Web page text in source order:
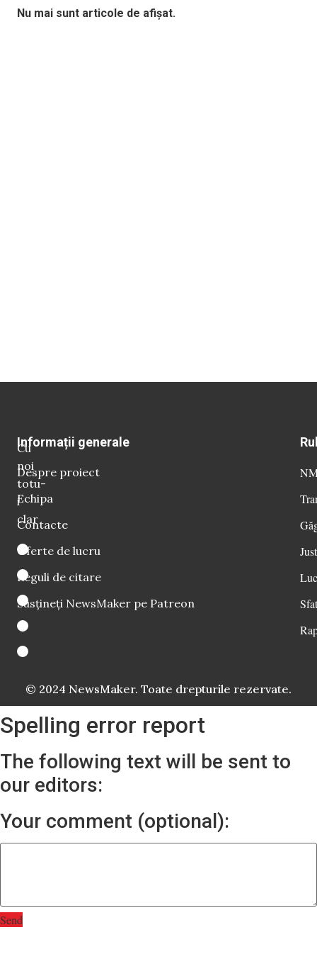
Nu mai sunt articole de afișat.
Cu
noi
totu-
i
clar
Informații generale
Despre proiect
Echipa
Contacte
Oferte de lucru
Reguli de citare
Susțineți NewsMaker pe Patreon
© 2024 NewsMaker. Toate drepturile rezervate.
Spelling error report
The following text will be sent to
our editors:
Your comment (optional):
Send